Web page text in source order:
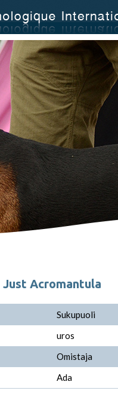
Just Acromantula
Sukupuoli
uros
Omistaja
Ada